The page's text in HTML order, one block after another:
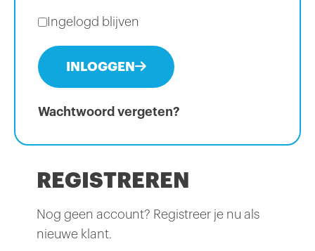
Ingelogd blijven
INLOGGEN
Wachtwoord vergeten?
REGISTREREN
Nog geen account? Registreer je nu als
nieuwe klant.